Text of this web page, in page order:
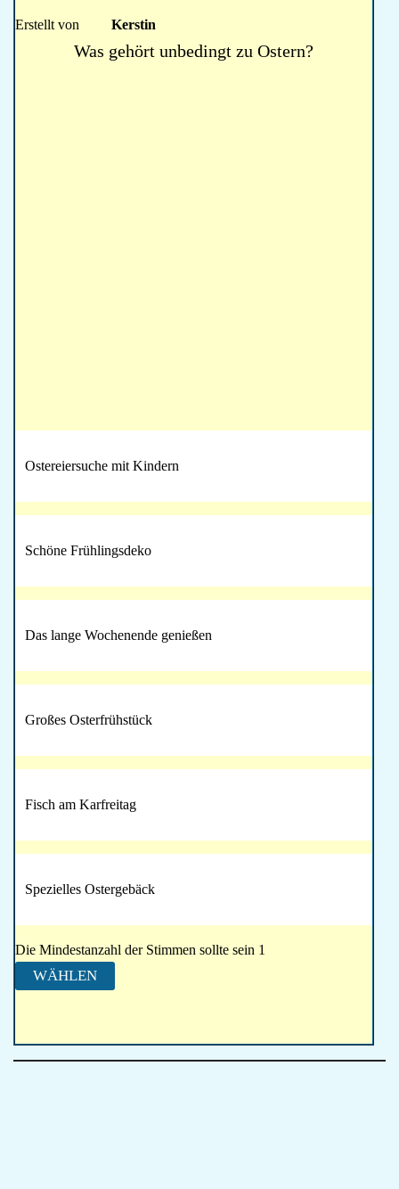
Erstellt von Kerstin
Was gehört unbedingt zu Ostern?
Ostereiersuche mit Kindern
Schöne Frühlingsdeko
Das lange Wochenende genießen
Großes Osterfrühstück
Fisch am Karfreitag
Spezielles Ostergebäck
Die Mindestanzahl der Stimmen sollte sein 1